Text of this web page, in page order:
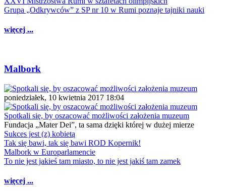
Grupa „Odkrywców” z SP nr 10 w Rumi poznaje tajniki nauki
więcej ...
Malbork
poniedziałek, 10 kwietnia 2017 18:04
Spotkali się, by oszacować możliwości założenia muzeum
Fundacja „Mater Dei”, ta sama dzięki której w dużej mierze
Sukces jest (z) kobietą
Tak się bawi, tak się bawi ROD Kopernik!
Malbork w Europarlamencie
To nie jest jakieś tam miasto, to nie jest jakiś tam zamek
więcej ...